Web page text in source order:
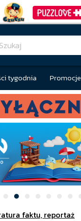
tygodnia Promocje
faktu, reportaż